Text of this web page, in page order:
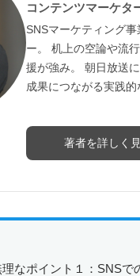
コンテンツマーケタ
SNSマーケティング
ー。 机上の空論や流
援が強み。 朝日放送
成果につながる実践的
著者を詳しく
なポイント１：SNSで